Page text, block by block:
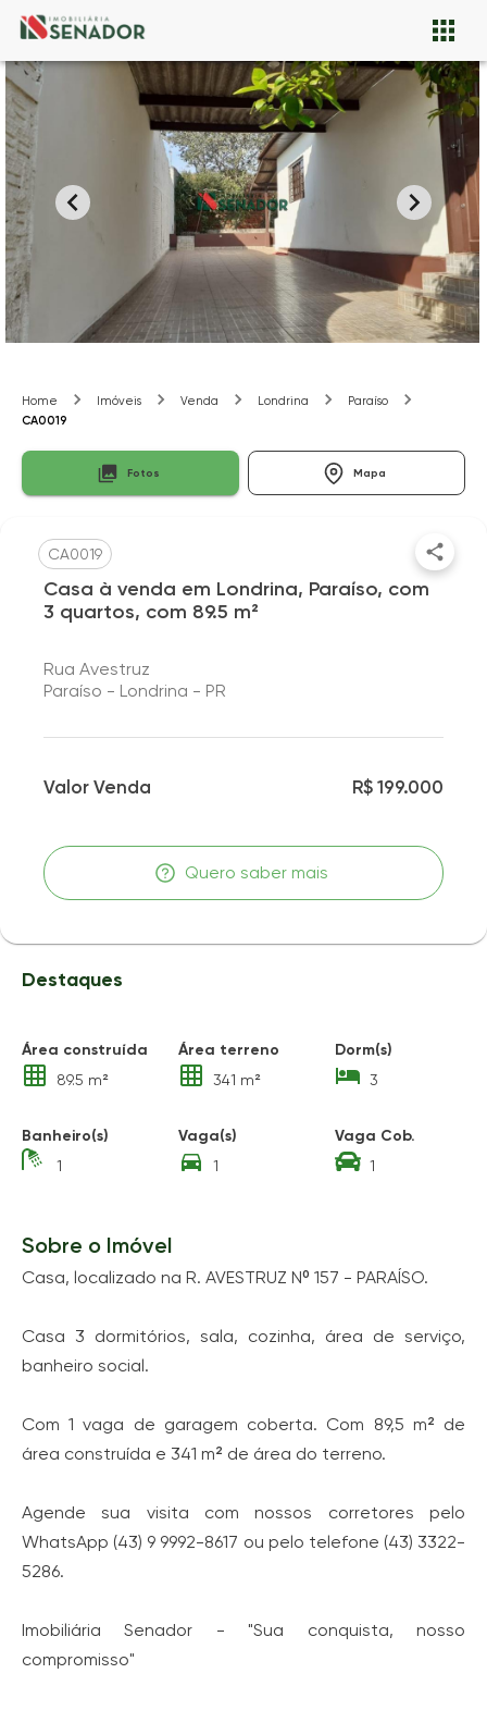
Home Imóveis Venda Londrina
Paraíso
CA0019
Fotos Mapa
CA0019
Casa à venda em Londrina, Paraíso, com
3 quartos, com 89.5 m²
Rua Avestruz
Paraíso - Londrina - PR
Valor Venda R$ 199.000
Quero saber mais
Destaques
Área construída
89.5 m²
Área terreno
341 m²
Dorm(s)
3
Banheiro(s)
1
Vaga(s)
1
Vaga Cob.
1
Sobre o Imóvel
Casa, localizado na R. AVESTRUZ Nº 157 - PARAÍSO.
Casa 3 dormitórios, sala, cozinha, área de serviço,
banheiro social.
Com 1 vaga de garagem coberta. Com 89,5 m² de
área construída e 341 m² de área do terreno.
Agende sua visita com nossos corretores pelo
WhatsApp (43) 9 9992-8617 ou pelo telefone (43) 3322-
5286.
Imobiliária Senador - "Sua conquista, nosso
compromisso"